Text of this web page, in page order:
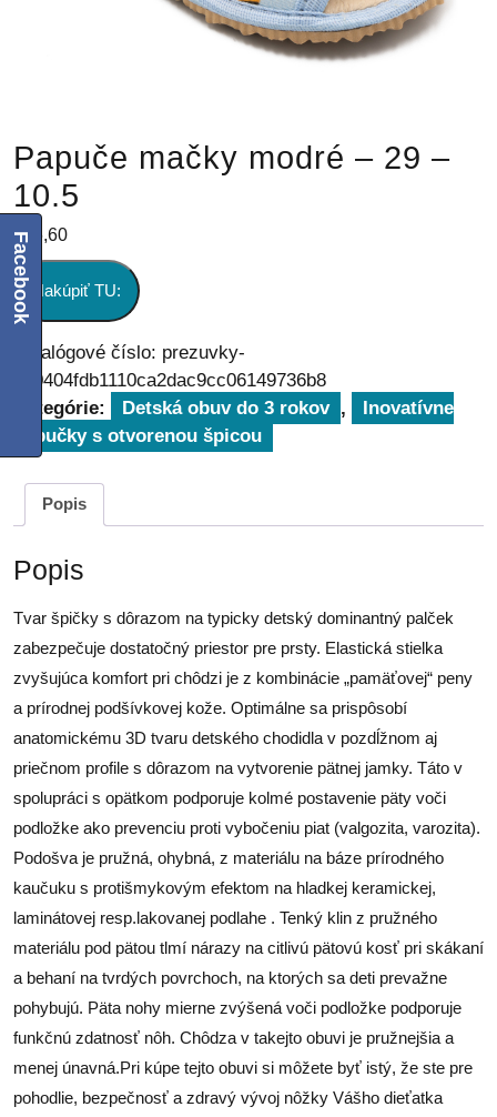
Papuče mačky modré – 29 –
10.5
€26,60
Nakúpiť TU:
Katalógové číslo: prezuvky-
db0404fdb1110ca2dac9cc06149736b8
Kategórie:
Detská obuv do 3 rokov ,
Inovatívne
papučky s otvorenou špicou
Popis
Popis
Tvar špičky s dôrazom na typicky detský dominantný palček
zabezpečuje dostatočný priestor pre prsty. Elastická stielka
zvyšujúca komfort pri chôdzi je z kombinácie „pamäťovej“ peny
a prírodnej podšívkovej kože. Optimálne sa prispôsobí
anatomickému 3D tvaru detského chodidla v pozdĺžnom aj
priečnom profile s dôrazom na vytvorenie pätnej jamky. Táto v
spolupráci s opätkom podporuje kolmé postavenie päty voči
podložke ako prevenciu proti vybočeniu piat (valgozita, varozita).
Podošva je pružná, ohybná, z materiálu na báze prírodného
kaučuku s protišmykovým efektom na hladkej keramickej,
laminátovej resp.lakovanej podlahe . Tenký klin z pružného
materiálu pod pätou tlmí nárazy na citlivú pätovú kosť pri skákaní
a behaní na tvrdých povrchoch, na ktorých sa deti prevažne
pohybujú. Päta nohy mierne zvýšená voči podložke podporuje
funkčnú zdatnosť nôh. Chôdza v takejto obuvi je pružnejšia a
menej únavná.Pri kúpe tejto obuvi si môžete byť istý, že ste pre
pohodlie, bezpečnosť a zdravý vývoj nôžky Vášho dieťatka
Facebook